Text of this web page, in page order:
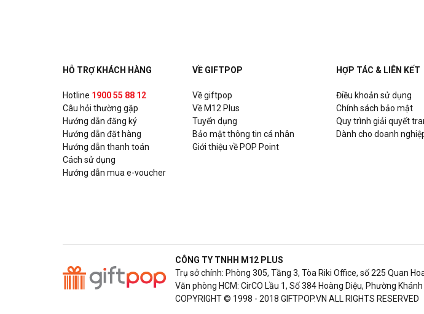
HỖ TRỢ KHÁCH HÀNG
Hotline 1900 55 88 12
Câu hỏi thường gặp
Hướng dẫn đăng ký
Hướng dẫn đặt hàng
Hướng dẫn thanh toán
Cách sử dụng
Hướng dẫn mua e-voucher
VỀ GIFTPOP
Về giftpop
Về M12 Plus
Tuyển dụng
Bảo mật thông tin cá nhân
Giới thiệu về POP Point
HỢP TÁC & LIÊN KẾT
Điều khoản sử dụng
Chính sách bảo mật
Quy trình giải quyết
Dành cho doanh
CÔNG TY TNHH M12 PLUS
Trụ sở chính: Phòng 305, Tầng 3, Tòa Riki Office, số 225 Quan
Văn phòng HCM: CirCO Lầu 1, Số 384 Hoàng Diệu, Phường
COPYRIGHT © 1998 - 2018 GIFTPOP.VN ALL RIGHTS RESERVED